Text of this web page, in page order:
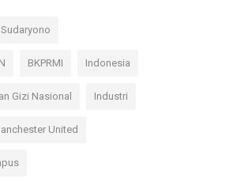
Sudaryono
BKPRMI Indonesia
Gizi Nasional Industri
United